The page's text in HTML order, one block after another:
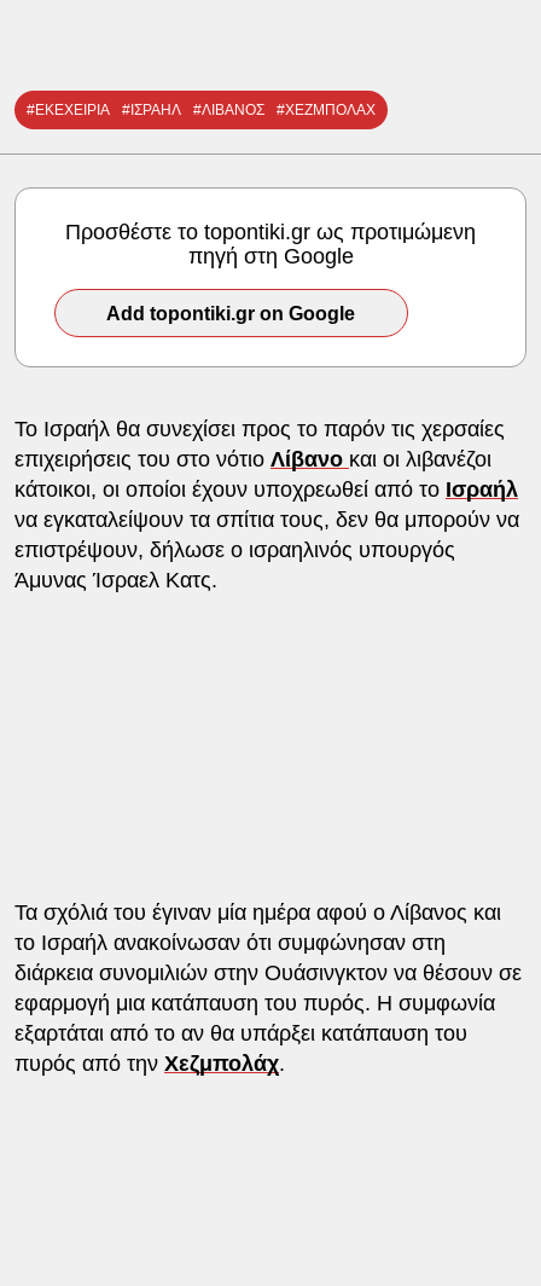
#ΕΚΕΧΕΙΡΙΑ #ΙΣΡΑΗΛ #ΛΙΒΑΝΟΣ #ΧΕΖΜΠΟΛΑΧ
Προσθέστε το topontiki.gr ως προτιμώμενη
πηγή στη Google
Add topontiki.gr on Google
Το Ισραήλ θα συνεχίσει προς το παρόν τις χερσαίες
επιχειρήσεις του στο νότιο Λίβανο και οι λιβανέζοι
κάτοικοι, οι οποίοι έχουν υποχρεωθεί από το Ισραήλ
να εγκαταλείψουν τα σπίτια τους, δεν θα μπορούν να
επιστρέψουν, δήλωσε ο ισραηλινός υπουργός
Άμυνας Ίσραελ Κατς.
Τα σχόλιά του έγιναν μία ημέρα αφού ο Λίβανος και
το Ισραήλ ανακοίνωσαν ότι συμφώνησαν στη
διάρκεια συνομιλιών στην Ουάσινγκτον να θέσουν σε
εφαρμογή μια κατάπαυση του πυρός. Η συμφωνία
εξαρτάται από το αν θα υπάρξει κατάπαυση του
πυρός από την Χεζμπολάχ.